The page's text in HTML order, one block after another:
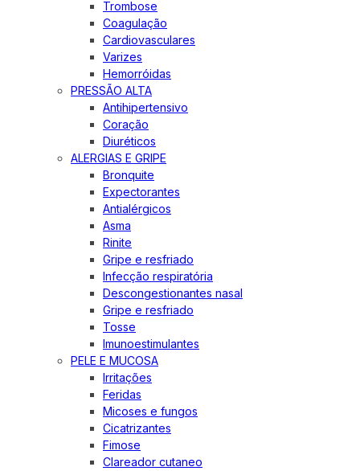
Trombose
Coagulação
Cardiovasculares
Varizes
Hemorróidas
PRESSÃO ALTA
Antihipertensivo
Coração
Diuréticos
ALERGIAS E GRIPE
Bronquite
Expectorantes
Antialérgicos
Asma
Rinite
Gripe e resfriado
Infecção respiratória
Descongestionantes nasal
Gripe e resfriado
Tosse
Imunoestimulantes
PELE E MUCOSA
Irritações
Feridas
Micoses e fungos
Cicatrizantes
Fimose
Clareador cutaneo